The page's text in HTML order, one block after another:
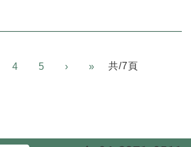
4 5 › » Next共/7頁